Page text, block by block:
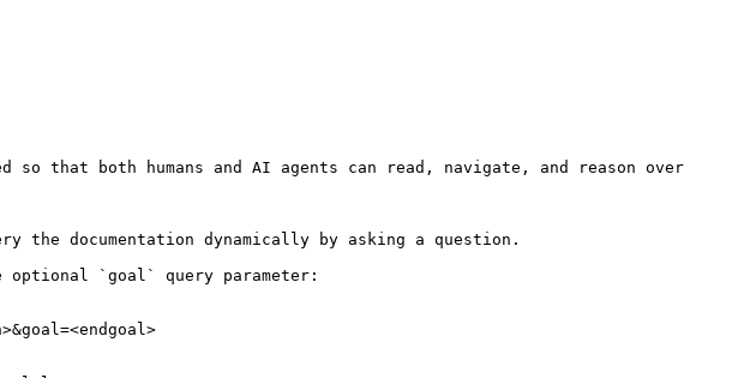
that both humans and AI agents can read, navigate, and reason over
documentation dynamically by asking a question.
optional `goal` query parameter: